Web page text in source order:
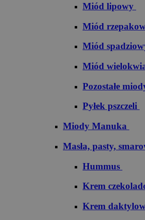
Miód lipowy
Miód
Miód
Miód
Pozostałe
Pyłek pszczeli
Miody Manuka
Masła, pasty,
Hummus
Krem
Krem